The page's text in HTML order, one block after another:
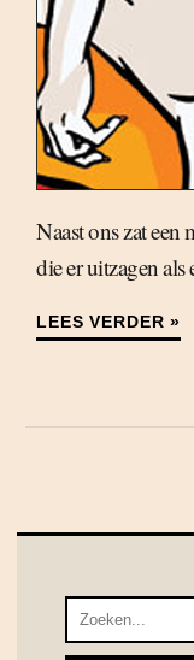
Naast ons zat een
die er uitzagen
LEES VERDER »